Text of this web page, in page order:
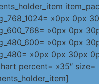
»0px 0px
»0px 0px
»0px 0px
»0px 0px 30px
percent= »35″ size=